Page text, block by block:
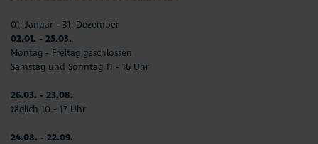
01. Januar - 31. Dezember
02.01. - 25.03.
Montag - Freitag geschlossen
Samstag und Sonntag 11 - 16 Uhr
26.03. - 23.08.
täglich 10 - 17 Uhr
24.08. - 22.09.